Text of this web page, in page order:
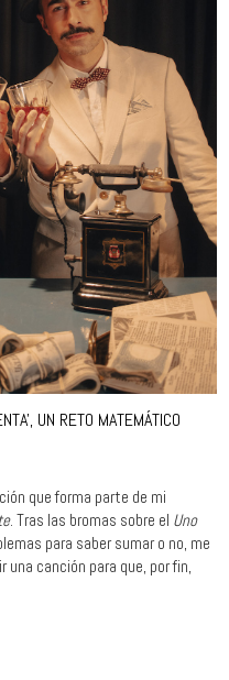
UN RETO MATEMÁTICO
que forma parte de mi
. Tras las bromas sobre el Uno
para saber sumar o no, me
una canción para que, por fin,